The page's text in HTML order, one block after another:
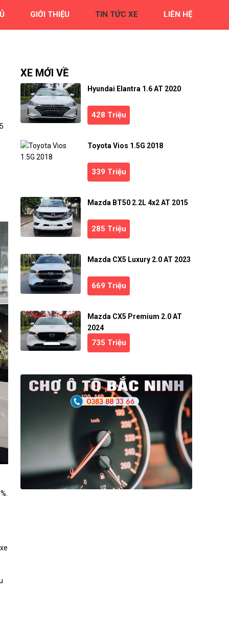
GIỚI THIỆU TIN TỨC XE LIÊN HỆ
XE MỚI VỀ
Hyundai Elantra 1.6 AT 2020
428 Triệu
Toyota Vios 1.5G 2018
339 Triệu
Mazda BT50 2.2L 4x2 AT 2015
285 Triệu
Mazda CX5 Luxury 2.0 AT 2023
669 Triệu
Mazda CX5 Premium 2.0 AT
2024
735 Triệu